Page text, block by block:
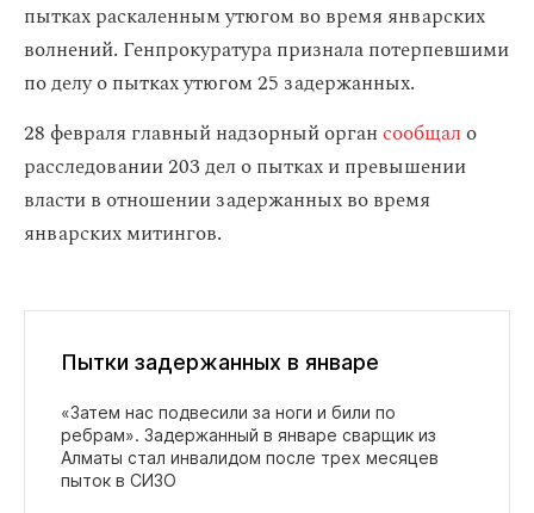
пытках раскаленным утюгом во время январских
волнений. Генпрокуратура признала потерпевшими
по делу о пытках утюгом 25 задержанных.
28 февраля главный надзорный органсообщал о
расследовании 203 дел о пытках и превышении
власти в отношении задержанных во время
январских митингов.
Пытки задержанных в январе
«Затем нас подвесили за ноги и били по
ребрам». Задержанный в январе сварщик из
Алматы стал инвалидом после трех месяцев
пыток в СИЗО